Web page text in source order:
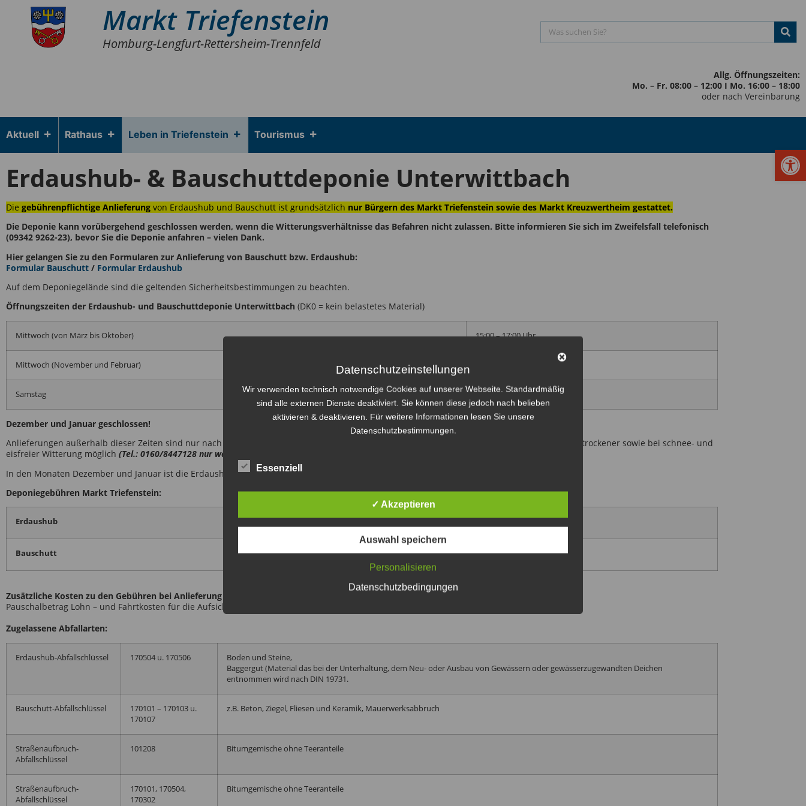
Markt Triefenstein
Homburg-Lengfurt-Rettersheim-Trennfeld
Allg. Öffnungszeiten:
Mo. – Fr. 08:00 – 12:00 I Mo. 16:00 – 18:00
oder nach Vereinbarung
Aktuell Rathaus Leben in Triefenstein Tourismus
Erdaushub- & Bauschuttdeponie Unterwittbach
Die gebührenpflichtige Anlieferung von Erdaushub und Bauschutt ist grundsätzlich nur Bürgern des Markt Triefenstein sowie des Markt Kreuzwertheim gestattet.
Die Deponie kann vorübergehend geschlossen werden, wenn die Witterungsverhältnisse das Befahren nicht zulassen. Bitte informieren Sie sich im Zweifelsfall telefonisch
(09342 9262-23), bevor Sie die Deponie anfahren – vielen Dank.
Hier gelangen Sie zu den Formularen zur Anlieferung von Bauschutt bzw. Erdaushub:
Formular Bauschutt / Formular Erdaushub
Auf dem Deponiegelände sind die geltenden Sicherheitsbestimmungen zu beachten.
Öffnungszeiten der Erdaushub- und Bauschuttdeponie Unterwittbach (DK0 = kein belastetes Material)
Mittwoch (von März bis Oktober) 15:00 – 17:00 Uhr
Mittwoch (November und Februar)
Samstag 10:00 – 12:00 Uhr
Dezember und Januar geschlossen!
Anlieferungen außerhalb dieser Zeiten sind nur nach rechtzeitiger Vereinbarung und zusätzlicher Kostenerstattung mit dem Deponiewart bei trockener sowie bei schnee- und
eisfreier Witterung möglich (Tel.: 0160/8447128 nur während der Öffnungszeiten).
In den Monaten Dezember und Januar ist die Erdaushub- und Bauschuttdeponie geschlossen.
Deponiegebühren Markt Triefenstein:
Erdaushub
Bauschutt 19,00 €/m³
Zusätzliche Kosten zu den Gebühren bei Anlieferung außerhalb der Öffnungszeiten.
Pauschalbetrag Lohn – und Fahrtkosten für die Aufsichtsperson 30,00 Eur je angefangene Stunde.
Zugelassene Abfallarten:
Erdaushub-Abfallschlüssel 170504 u. 170506
Boden und Steine,
Baggergut (Material das bei der Unterhaltung, dem Neu- oder Ausbau von Gewässern oder gewässerzugewandten Deichen
entnommen wird nach DIN 19731.
Bauschutt-Abfallschlüssel
170101 – 170103 u.
170107
z.B. Beton, Ziegel, Fliesen und Keramik, Mauerwerksabbruch
Straßenaufbruch-
Abfallschlüssel
101208 Bitumgemische ohne Teeranteile
Straßenaufbruch-
Abfallschlüssel
170101, 170504,
170302
Bitumgemische ohne Teeranteile
Datenschutzeinstellungen
Wir verwenden technisch notwendige Cookies auf unserer Webseite. Standardmäßig
sind alle externen Dienste deaktiviert. Sie können diese jedoch nach belieben
aktivieren & deaktivieren. Für weitere Informationen lesen Sie unsere
Datenschutzbestimmungen.
Essenziell
✓ Akzeptieren
Auswahl speichern
Personalisieren
Datenschutzbedingungen